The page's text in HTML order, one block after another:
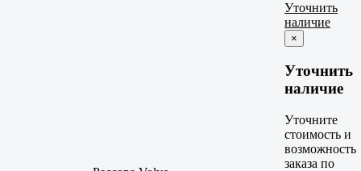
Уточнить
наличие
×
Уточнить
наличие
Уточните
стоимость и
возможность
заказа по